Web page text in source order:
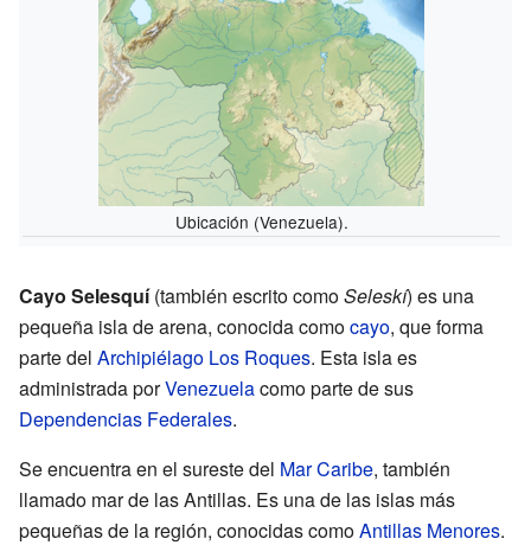
Ubicación (Venezuela).
Cayo Selesquí(también escrito comoSeleskí) es una
pequeña isla de arena, conocida comocayo, que forma
parte del Archipiélago Los Roques. Esta isla es
administrada porVenezuelacomo parte de sus
Dependencias Federales.
Se encuentra en el sureste del Mar Caribe, también
llamado mar de las Antillas. Es una de las islas más
pequeñas de la región, conocidas comoAntillas Menores.